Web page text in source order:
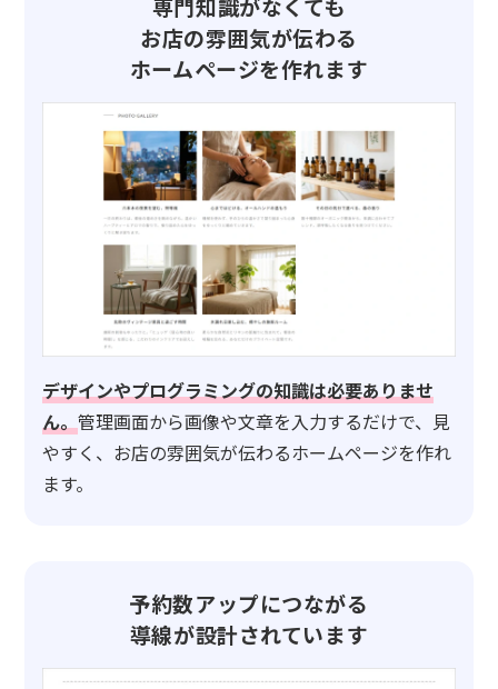
お店の雰囲気が伝わる
ホームページを作れます
デザインやプログラミングの知識は必要ありませ
ん。管理画面から画像や文章を入力するだけで、見
やすく、お店の雰囲気が伝わるホームページを作れ
ます。
予約数アップにつながる
導線が設計されています